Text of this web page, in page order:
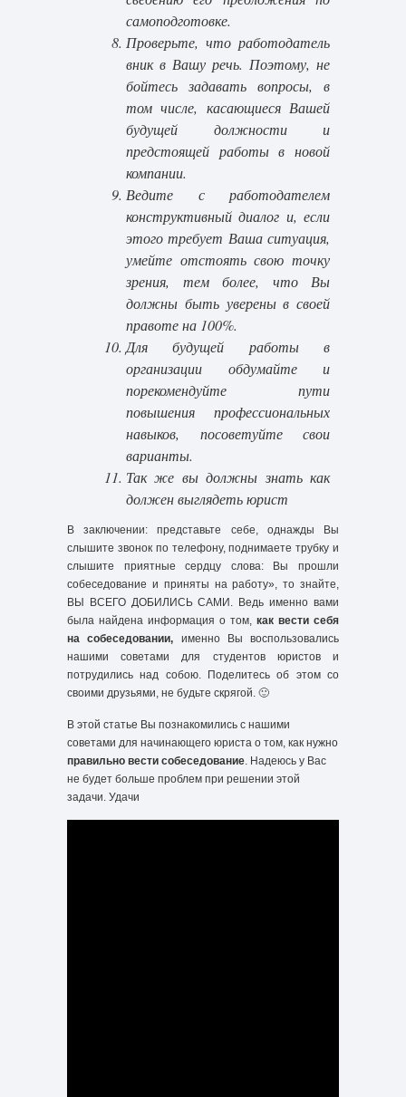
самоподготовке.
Проверьте, что работодатель
вник в Вашу речь. Поэтому, не
бойтесь задавать вопросы, в
том числе, касающиеся Вашей
будущей должности и
предстоящей работы в новой
компании.
Ведите с работодателем
конструктивный диалог и, если
этого требует Ваша ситуация,
умейте отстоять свою точку
зрения, тем более, что Вы
должны быть уверены в своей
правоте на 100%.
Для будущей работы в
организации обдумайте и
порекомендуйте пути
повышения профессиональных
навыков, посоветуйте свои
варианты.
Так же вы должны знать как
должен выглядеть юрист
В заключении: представьте себе, однажды Вы
слышите звонок по телефону, поднимаете трубку и
слышите приятные сердцу слова: Вы прошли
собеседование и приняты на работу», то знайте,
ВЫ ВСЕГО ДОБИЛИСЬ САМИ. Ведь именно вами
была найдена информация о том, как вести себя
на собеседовании, именно Вы воспользовались
нашими советами для студентов юристов и
потрудились над собою. Поделитесь об этом со
своими друзьями, не будьте скрягой. 🙂
В этой статье Вы познакомились с нашими
советами для начинающего юриста о том, как нужно
правильно вести собеседование. Надеюсь у Вас
не будет больше проблем при решении этой
задачи. Удачи